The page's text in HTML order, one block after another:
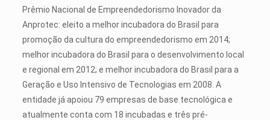
Prêmio Nacional de Empreendedorismo Inovador da
Anprotec: eleito a melhor incubadora do Brasil para
promoção da cultura do empreendedorismo em 2014;
melhor incubadora do Brasil para o desenvolvimento local
e regional em 2012; e melhor incubadora do Brasil para a
Geração e Uso Intensivo de Tecnologias em 2008. A
entidade já apoiou 79 empresas de base tecnológica e
atualmente conta com 18 incubadas e três pré-